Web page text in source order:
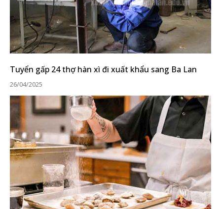
Tuyển gấp 24 thợ hàn xì đi xuất khẩu sang Ba Lan
26/04/2025